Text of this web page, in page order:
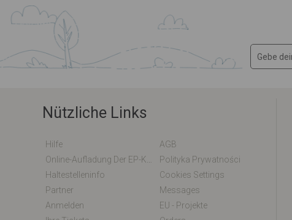
Nützliche Links
Hilfe
AGB
Polityka Prywatności
Haltestelleninfo
Cookies Settings
Partner
Messages
Anmelden
EU - Projekte